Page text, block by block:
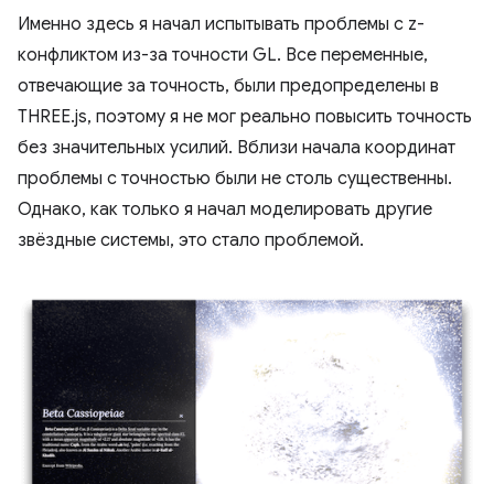
Именно здесь я начал испытывать проблемы с z-
конфликтом из-за точности GL. Все переменные,
отвечающие за точность, были предопределены в
THREE.js, поэтому я не мог реально повысить точность
без значительных усилий. Вблизи начала координат
проблемы с точностью были не столь существенны.
Однако, как только я начал моделировать другие
звёздные системы, это стало проблемой.